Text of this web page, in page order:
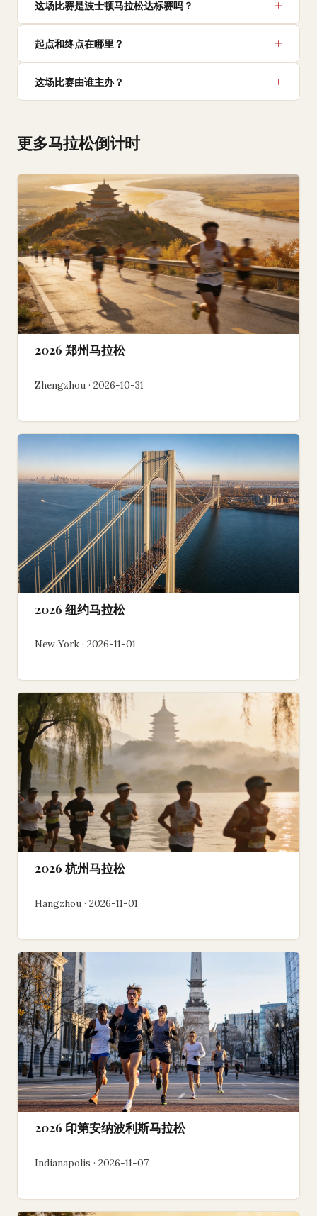
这场比赛是波士顿马拉松达标赛吗？
起点和终点在哪里？
这场比赛由谁主办？
更多马拉松倒计时
2026 郑州马拉松
Zhengzhou · 2026-10-31
2026 纽约马拉松
New York · 2026-11-01
2026 杭州马拉松
Hangzhou · 2026-11-01
2026 印第安纳波利斯马拉松
Indianapolis · 2026-11-07